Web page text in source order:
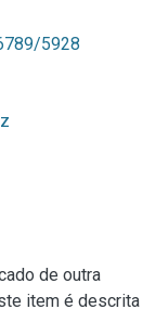
5928
de outra
item é descrita